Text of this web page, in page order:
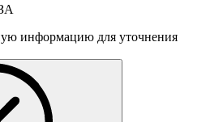
информацию для уточнения